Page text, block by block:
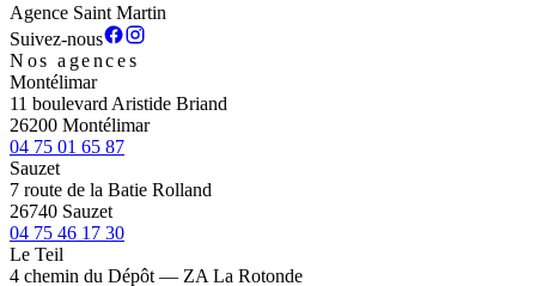
Agence Saint Martin
Suivez-nous
Nos agences
Montélimar
11 boulevard Aristide Briand
26200 Montélimar
04 75 01 65 87
Sauzet
7 route de la Batie Rolland
26740 Sauzet
04 75 46 17 30
Le Teil
4 chemin du Dépôt — ZA La Rotonde